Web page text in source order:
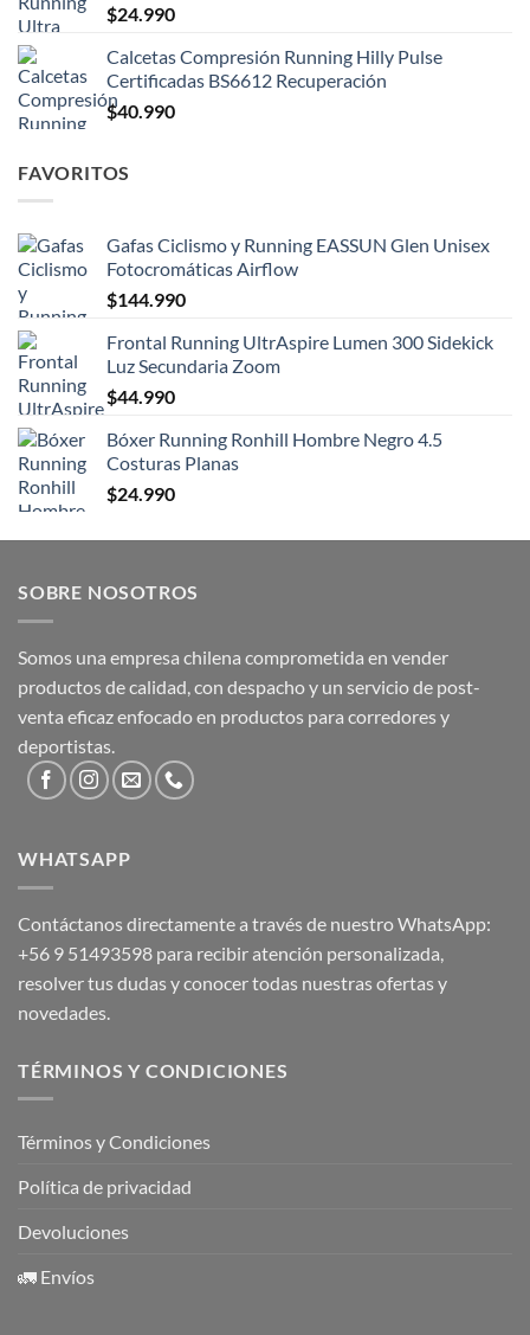
$24.990
Calcetas Compresión Running Hilly Pulse
Certificadas BS6612 Recuperación
$40.990
FAVORITOS
Gafas Ciclismo y Running EASSUN Glen Unisex
Fotocromáticas Airflow
$144.990
Frontal Running UltrAspire Lumen 300 Sidekick
Luz Secundaria Zoom
$44.990
Bóxer Running Ronhill Hombre Negro 4.5
Costuras Planas
$24.990
SOBRE NOSOTROS
Somos una empresa chilena comprometida en vender
productos de calidad, con despacho y un servicio de post-
venta eficaz enfocado en productos para corredores y
deportistas.
WHATSAPP
Contáctanos directamente a través de nuestro WhatsApp:
+56 9 51493598 para recibir atención personalizada,
resolver tus dudas y conocer todas nuestras ofertas y
novedades.
TÉRMINOS Y CONDICIONES
Términos y Condiciones
Política de privacidad
Devoluciones
🚛 Envíos